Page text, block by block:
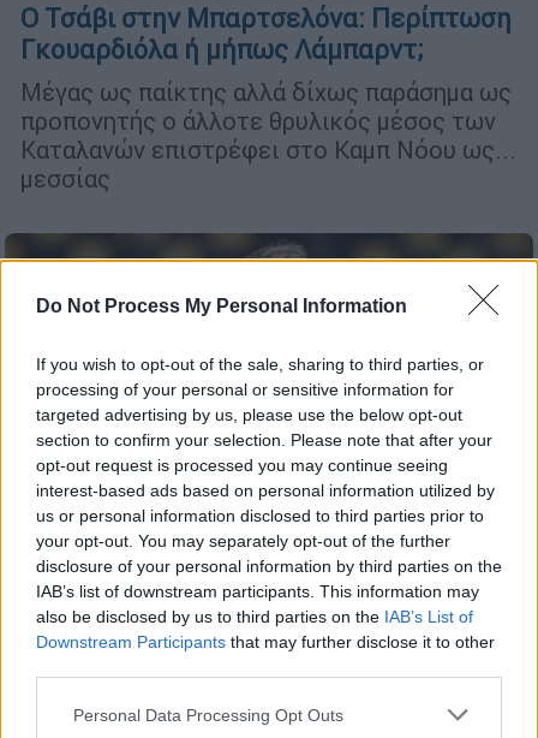
Do Not Process My Personal Information
If you wish to opt-out of the sale, sharing to third parties, or
processing of your personal or sensitive information for
targeted advertising by us, please use the below opt-out
section to confirm your selection. Please note that after your
opt-out request is processed you may continue seeing
interest-based ads based on personal information utilized by
us or personal information disclosed to third parties prior to
your opt-out. You may separately opt-out of the further
disclosure of your personal information by third parties on the
IAB’s list of downstream participants. This information may
also be disclosed by us to third parties on the IAB’s List of
Downstream Participants that may further disclose it to other
Please note that this website/app uses one or more Google
Personal Data Processing Opt Outs
Ο Τσάβι στην Μπαρτσελόνα: Περίπτωση
Γκουαρδιόλα ή μήπως Λάμπαρντ;
Μέγας ως παίκτης αλλά δίχως παράσημα ως
προπονητής ο άλλοτε θρυλικός μέσος των
Καταλανών επιστρέφει στο Καμπ Νόου ως...
μεσσίας
Αθλητισμός|11.03.2021 19:02
Μαρτίνς: «Η πρόκριση με Αρσεναλ θα
κριθεί στο Λονδίνο»
Ο προπονητής του Ολυμπιακού δήλωσε
αισιόδοξος για δεύτερη σερί πρόκριση επί
για την πρώην ομάδα του